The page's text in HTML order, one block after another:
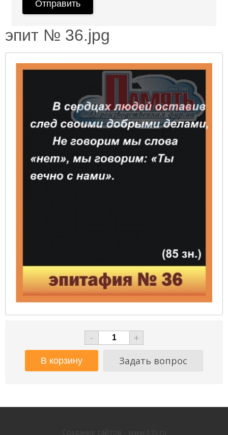
эпит № 36.jpg
-
+
Задать вопрос
Создание сайтов - www.63s.ru